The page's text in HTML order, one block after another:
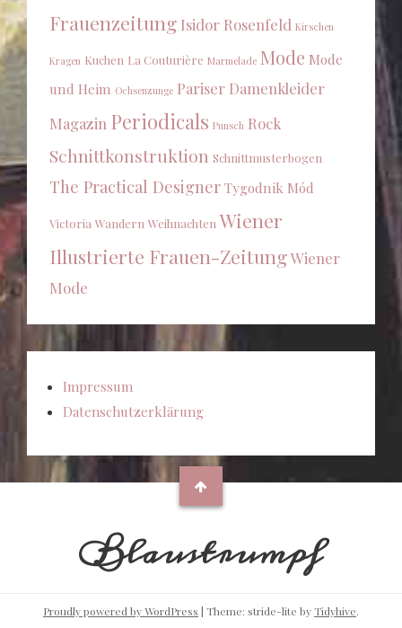
Frauenzeitung Isidor Rosenfeld Kirschen
Kragen Kuchen La Couturière Marmelade Mode Mode
und Heim Ochsenzunge Pariser Damenkleider
Magazin Periodicals Punsch Rock
Schnittkonstruktion Schnittmusterbogen
The Practical Designer Tygodnik Mód
Victoria Wandern Weihnachten Wiener
Illustrierte Frauen-ZeitungWiener
Mode
Impressum
Datenschutzerklärung
Blaustrumpf
Proudly powered by WordPress | Theme: stride-lite byTidyhive.